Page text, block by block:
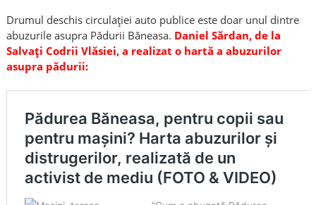
Drumul deschis circulației auto publice este doar unul dintre
abuzurile asupra Pădurii Băneasa. Daniel Sărdan, de la
Salvați Codrii Vlăsiei, a realizat o hartă a abuzurilor
asupra pădurii: